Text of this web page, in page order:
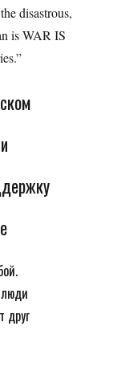
disastrous,
is WAR IS
друг